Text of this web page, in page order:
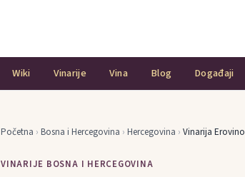
Wiki Vinarije Vina Blog Događaji
Početna › Bosna i Hercegovina › Hercegovina › Vinarija Erovino
VINARIJE BOSNA I HERCEGOVINA